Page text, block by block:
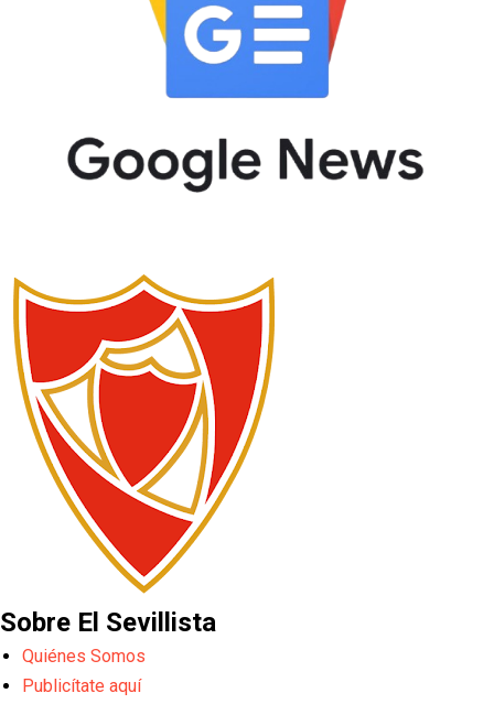
Sobre El Sevillista
Quiénes Somos
Publicítate aquí